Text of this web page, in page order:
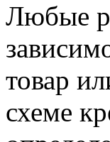
Любые
товар
схеме